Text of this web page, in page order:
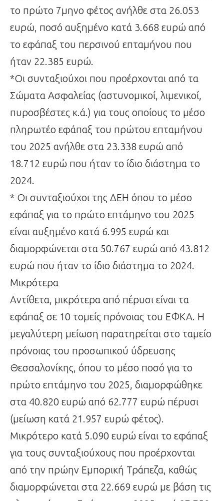
το πρώτο 7μηνο φέτος ανήλθε στα 26.053
ευρώ, ποσό αυξημένο κατά 3.668 ευρώ από
το εφάπαξ του περσινού επταμήνου που
ήταν 22.385 ευρώ.
*Οι συνταξιούχοι που προέρχονται από τα
Σώματα Ασφαλείας (αστυνομικοί, λιμενικοί,
πυροσβέστες κ.ά.) για τους οποίους το μέσο
πληρωτέο εφάπαξ του πρώτου επταμήνου
του 2025 ανήλθε στα 23.338 ευρώ από
18.712 ευρώ που ήταν το ίδιο διάστημα το
2024.
* Οι συνταξιούχοι της ΔΕΗ όπου το μέσο
εφάπαξ για το πρώτο επτάμηνο του 2025
είναι αυξημένο κατά 6.995 ευρώ και
διαμορφώνεται στα 50.767 ευρώ από 43.812
ευρώ που ήταν το ίδιο διάστημα το 2024.
Μικρότερα
Αντίθετα, μικρότερα από πέρυσι είναι τα
εφάπαξ σε 10 τομείς πρόνοιας του ΕΦΚΑ. Η
μεγαλύτερη μείωση παρατηρείται στο ταμείο
πρόνοιας του προσωπικού ύδρευσης
Θεσσαλονίκης, όπου το μέσο ποσό για το
πρώτο επτάμηνο του 2025, διαμορφώθηκε
στα 40.820 ευρώ από 62.777 ευρώ πέρυσι
(μείωση κατά 21.957 ευρώ φέτος).
Μικρότερο κατά 5.090 ευρώ είναι το εφάπαξ
για τους συνταξιούχους που προέρχονται
από την πρώην Εμπορική Τράπεζα, καθώς
διαμορφώνεται στα 22.669 ευρώ με βάση τις